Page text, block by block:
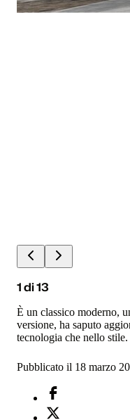
1di13
È un classico moderno,
versione, ha saputo
tecnologia che nello stile.
Pubblicato il 18 marzo